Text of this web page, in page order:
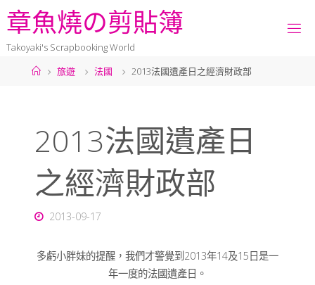
章魚燒の剪貼簿
Takoyaki's Scrapbooking World
旅遊
法國 2013法國遺產日之經濟財政部
2013法國遺產日
之經濟財政部
2013-09-17
多虧小胖妹的提醒，我們才警覺到2013年14及15日是一
年一度的法國遺產日。